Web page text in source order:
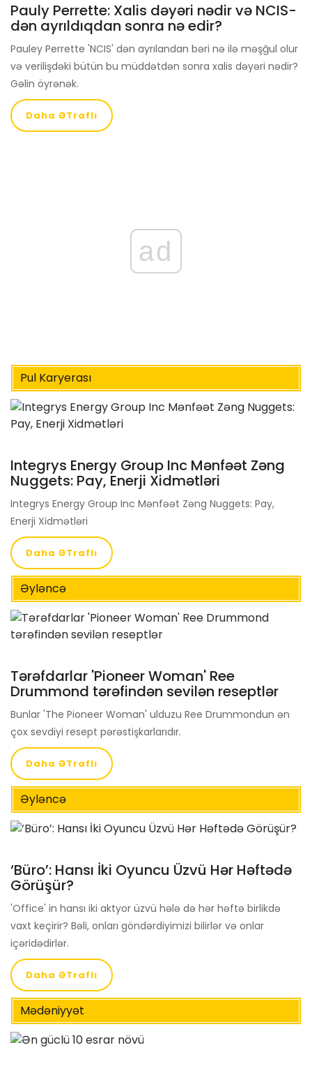
Pauly Perrette: Xalis dəyəri nədir və NCIS-
dən ayrıldıqdan sonra nə edir?
Pauley Perrette 'NCIS' dən ayrılandan bəri nə ilə məşğul olur
və verilişdəki bütün bu müddətdən sonra xalis dəyəri nədir?
Gəlin öyrənək.
Daha ƏTraflı
ad
Pul Karyerası
Integrys Energy Group Inc Mənfəət Zəng
Nuggets: Pay, Enerji Xidmətləri
Integrys Energy Group Inc Mənfəət Zəng Nuggets: Pay,
Enerji Xidmətləri
Daha ƏTraflı
Əyləncə
Tərəfdarlar 'Pioneer Woman' Ree
Drummond tərəfindən sevilən reseptlər
Bunlar 'The Pioneer Woman' ulduzu Ree Drummondun ən
çox sevdiyi resept pərəstişkarlarıdır.
Daha ƏTraflı
Əyləncə
‘Büro’: Hansı İki Oyuncu Üzvü Hər Həftədə
Görüşür?
'Office' in hansı iki aktyor üzvü hələ də hər həftə birlikdə
vaxt keçirir? Bəli, onları göndərdiyimizi bilirlər və onlar
içəridədirlər.
Daha ƏTraflı
Mədəniyyət